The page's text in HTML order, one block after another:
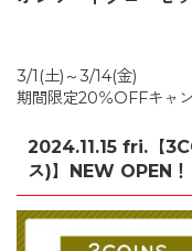
3/1(土)～3/14(金)
期間限定20％OFFキャ
2024.11.15 fri.【
ス)】NEW OPEN！